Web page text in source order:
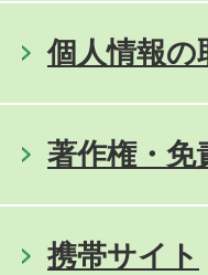
個人情報の
著作権・免
携帯サイト